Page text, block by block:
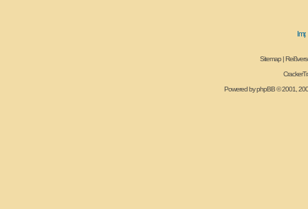
Sitemap |
Powered byphpBB© 2001,